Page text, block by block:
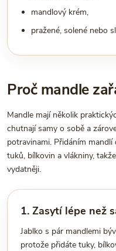
mandlový krém,
pražené, solené nebo
Proč mandle
Mandle mají několik
chutnají samy o sobě a
potravinami. Přidáním
tuků, bílkovin a vlákniny,
vydatněji.
1. Zasytí lépe než
Jablko s pár mandlemi
protože přidáte tuky,